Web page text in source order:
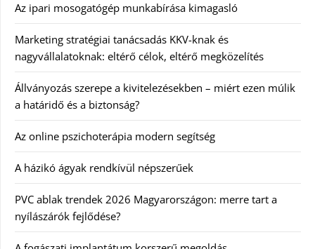
Az ipari mosogatógép munkabírása kimagasló
Marketing stratégiai tanácsadás KKV-knak és
nagyvállalatoknak: eltérő célok, eltérő megközelítés
Állványozás szerepe a kivitelezésekben – miért ezen múlik
a határidő és a biztonság?
Az online pszichoterápia modern segítség
A házikó ágyak rendkívül népszerűek
PVC ablak trendek 2026 Magyarországon: merre tart a
nyílászárók fejlődése?